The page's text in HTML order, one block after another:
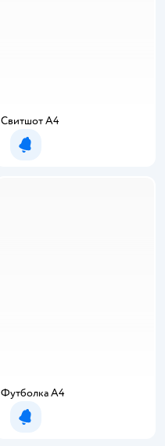
Свитшот А4
Уведомить о появлении
Футболка А4
Уведомить о появлении